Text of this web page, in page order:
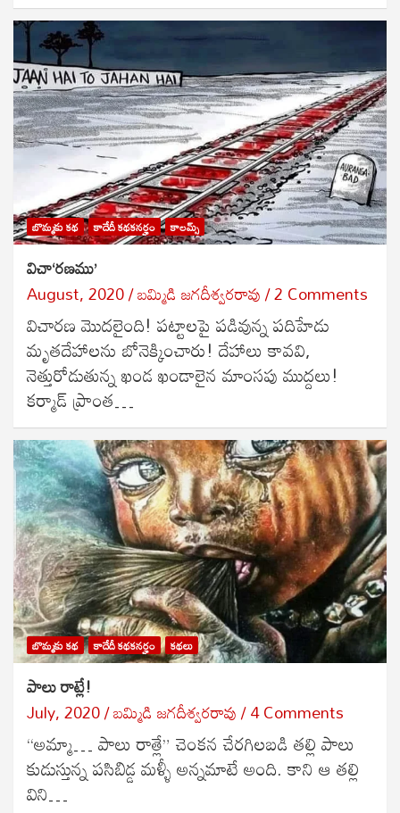
బొమ్మకు కథ కాదేదీ కథకనర్హం కాలమ్స్
విచా‘రణము’
August, 2020 బ‌మ్మిడి జ‌గ‌దీశ్వ‌ర‌రావు 2 Comments
విచారణ మొదలైంది! పట్టాలపై పడివున్న పదిహేడు
మృతదేహాలను బోనెక్కించారు! దేహాలు కావవి,
నెత్తురోడుతున్న ఖండ ఖండాలైన మాంసపు ముద్దలు!
కర్మాడ్ ప్రాంత…
బొమ్మకు కథ కాదేదీ కథకనర్హం కథలు
పాలు రాట్లే!
July, 2020 బ‌మ్మిడి జ‌గ‌దీశ్వ‌ర‌రావు 4 Comments
“అమ్మా… పాలు రాత్లే” చెంకన చేరగిలబడి తల్లి పాలు
కుడుస్తున్న పసిబిడ్డ మళ్ళీ అన్నమాటే అంది. కాని ఆ తల్లి
విని…